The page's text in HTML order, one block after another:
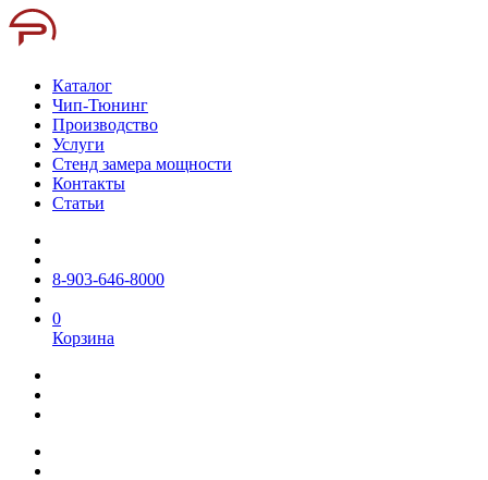
Каталог
Чип-Тюнинг
Производство
Услуги
Стенд замера мощности
Контакты
Статьи
8-903-646-8000
0
Корзина